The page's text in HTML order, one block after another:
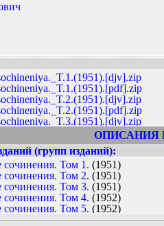
Ершов...
ОПИСАНИЯ
(групп изданий):
Том 1. (1951)
Том 2. (1951)
Том 3. (1951)
Том 4. (1952)
Том 5. (1952)
Том 6.(1952)